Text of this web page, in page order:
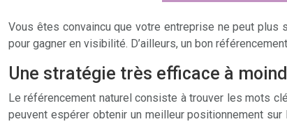
Vous êtes convaincu que votre entreprise ne peut plus
pour gagner en visibilité. D’ailleurs, un bon
Une stratégie très efficace à
Le référencement naturel consiste à trouver les mots
peuvent espérer obtenir un meilleur positionnement